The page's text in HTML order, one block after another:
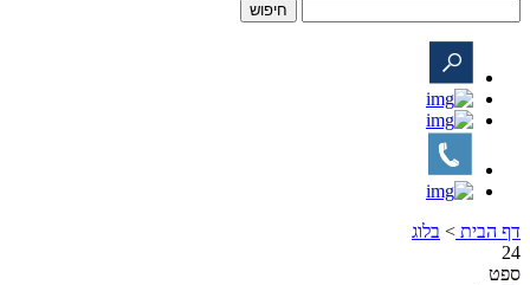
חיפוש
דף הבית > בלוג
24
ספט